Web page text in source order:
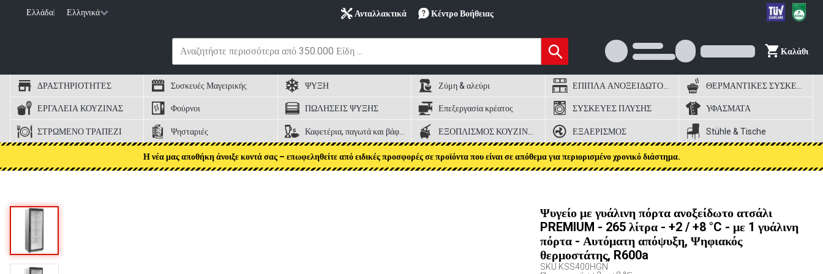
Ελλάδα Ελληνικά Ανταλλακτικά Κέντρο Βοήθειας
Καλάθι
ΔΡΑΣΤΗΡΙΟΤΗΤΕΣ Συσκευές Μαγειρικής ΨΥΞΗ Ζύμη & αλεύρι ΕΠΙΠΛΑ ΑΝΟΞΕΙΔΩΤΟΣ ΧΑΛΥΒΑΣ
ΕΡΓΑΛΕΙΑ ΚΟΥΖΙΝΑΣ Φούρνοι ΠΩΛΗΣΕΙΣ ΨΥΞΗΣ Επεξεργασία κρέατος ΣΥΣΚΕΥΕΣ ΠΛΥΣΗΣ ΥΦΑΣΜΑΤΑ
ΣΤΡΩΜΕΝΟ ΤΡΑΠΕΖΙ Ψησταριές Καφετέρια, παγωτά και βάφλες ΕΞΑΕΡΙΣΜΟΣ Stühle & Tische
Η νέα μας αποθήκη άνοιξε κοντά σας – επωφεληθείτε από ειδικές προσφορές σε προϊόντα που είναι σε απόθεμα για περιορισμένο χρονικό διάστημα.
Ψυγείο με γυάλινη πόρτα ανοξείδωτο ατσάλι
PREMIUM - 265 λίτρα - +2 / +8 °C - με 1 γυάλινη
πόρτα - Αυτόματη απόψυξη, Ψηφιακός
θερμοστάτης, R600a
SKU KSS400HGN